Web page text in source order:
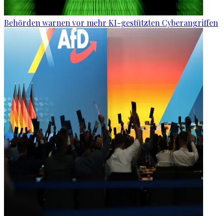
Behörden warnen vor mehr KI-gestützten Cyberangriffen